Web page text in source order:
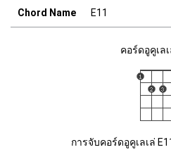
Chord Name E11
คอร์ดอูคูเลเ
การจับคอร์ดอูคูเลเล่